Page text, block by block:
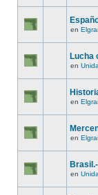
en
Lucha
en
en
en
Brasil.-
en